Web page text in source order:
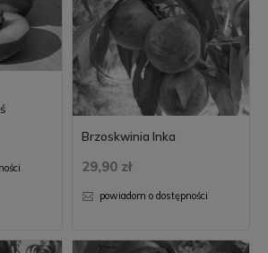
Brzoskwinia Inka
29,90 zł
powiadom o dostępności